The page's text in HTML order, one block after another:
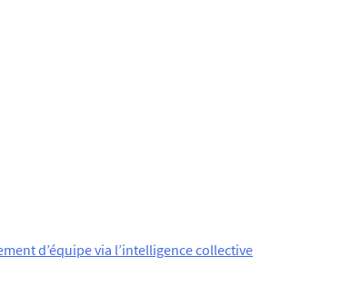
d’équipe via l’intelligence collective